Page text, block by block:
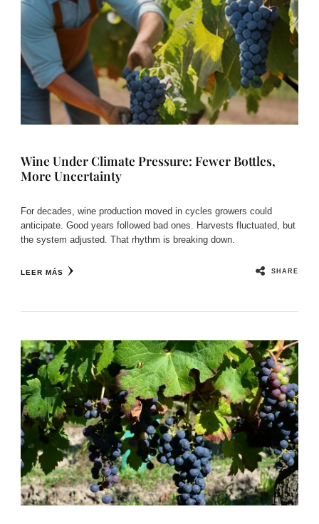
Wine Under Climate Pressure: Fewer Bottles,
More Uncertainty
For decades, wine production moved in cycles growers could
anticipate. Good years followed bad ones. Harvests fluctuated, but
the system adjusted. That rhythm is breaking down.
LEER MÁS SHARE